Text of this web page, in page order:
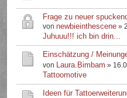
Frage zu neuer
vonnewbieinthescene »
Juhuuu!!! ich bin drin...
Einschätzung /
von Laura.Bimbam »
Tattoomotive
Ideen für